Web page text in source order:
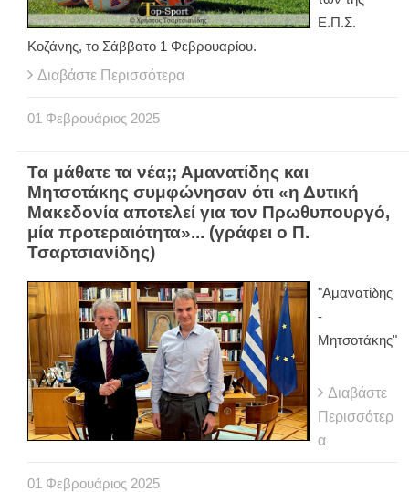
Ε.Π.Σ.
Κοζάνης, το Σάββατο 1 Φεβρουαρίου.
Διαβάστε Περισσότερα
01 Φεβρουάριος 2025
Τα μάθατε τα νέα;; Αμανατίδης και
Μητσοτάκης συμφώνησαν ότι «η Δυτική
Μακεδονία αποτελεί για τον Πρωθυπουργό,
μία προτεραιότητα»... (γράφει ο Π.
Τσαρτσιανίδης)
"Αμανατίδης
-
Μητσοτάκης"
Διαβάστε
Περισσότερ
α
01 Φεβρουάριος 2025